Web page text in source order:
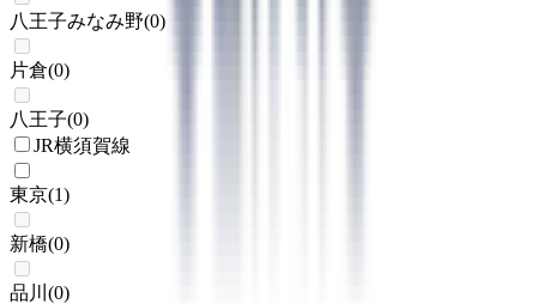
八王子みなみ野(0)
片倉(0)
八王子(0)
JR横須賀線
東京(1)
新橋(0)
品川 (0)